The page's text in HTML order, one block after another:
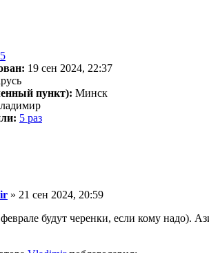
5
19 сен 2024, 22:37
пункт): Минск
5 раз
» 21 сен 2024, 20:59
будут черенки, если кому надо).